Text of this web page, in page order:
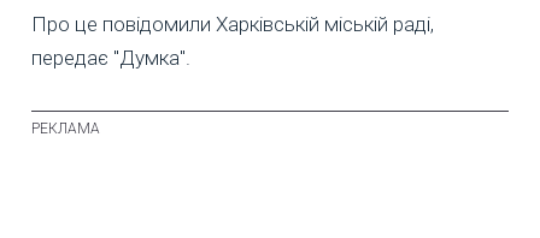
Про це повідомили Харківській міській раді,
передає "Думка".